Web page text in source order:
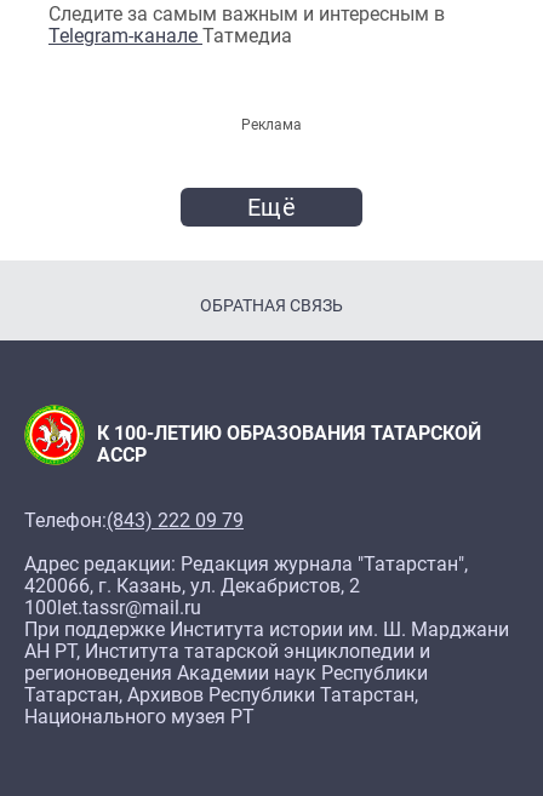
Следите за самым важным и интересным в
Telegram-канале Татмедиа
Реклама
Ещё
ОБРАТНАЯ СВЯЗЬ
К 100-ЛЕТИЮ ОБРАЗОВАНИЯ ТАТАРСКОЙ
АССР
Телефон:(843) 222 09 79
Адрес редакции: Редакция журнала "Татарстан",
420066, г. Казань, ул. Декабристов, 2
100let.tassr@mail.ru
При поддержке Института истории им. Ш. Марджани
АН РТ, Института татарской энциклопедии и
регионоведения Академии наук Республики
Татарстан, Архивов Республики Татарстан,
Национального музея РТ